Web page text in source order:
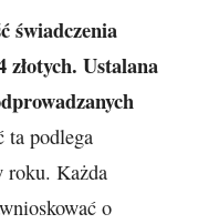
świadczenia
złotych. Ustalana
ta podlega
roku. Każda
o